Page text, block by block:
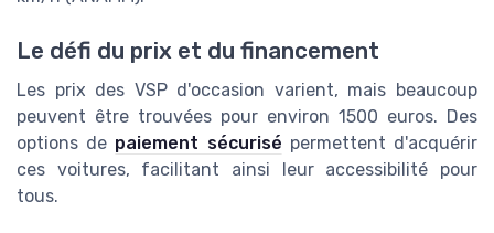
Le défi du prix et du financement
Les prix des VSP d'occasion varient, mais beaucoup
peuvent être trouvées pour environ 1500 euros. Des
options de paiement sécurisé permettent d'acquérir
ces voitures, facilitant ainsi leur accessibilité pour
tous.